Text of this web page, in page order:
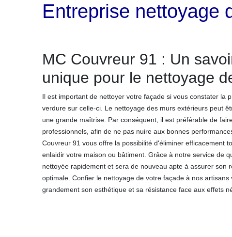
Entreprise nettoyage
MC Couvreur 91 : Un
unique pour le nettoyage
Il est important de nettoyer votre façade si vous constater la
verdure sur celle-ci. Le nettoyage des murs extérieurs peut
une grande maîtrise. Par conséquent, il est préférable de
professionnels, afin de ne pas nuire aux bonnes
Couvreur 91 vous offre la possibilité d'éliminer efficacement
enlaidir votre maison ou bâtiment. Grâce à notre service de
nettoyée rapidement et sera de nouveau apte à assurer son
optimale. Confier le nettoyage de votre façade à nos artisans
grandement son esthétique et sa résistance face aux effets